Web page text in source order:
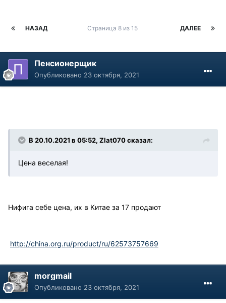
НАЗАД ДАЛЕЕ
Страница 8 из 15
Пенсионерщик
Опубликовано 23 октября, 2021
В 20.10.2021 в 05:52, Zlat070 сказал:
Цена веселая!
Нифига себе цена, их в Китае за 17 продают
http://china.org.ru/product/ru/62573757669
morgmail
Опубликовано 23 октября, 2021